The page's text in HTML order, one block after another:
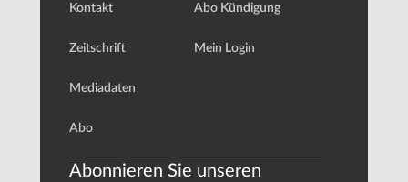
Kontakt
Zeitschrift
Mediadaten
Abo
Abo Kündigung
Mein Login
Abonnieren Sie unseren